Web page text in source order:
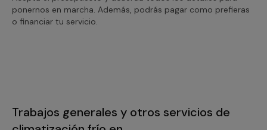
ponernos en marcha. Además, podrás pagar como prefieras
o financiar tu servicio.
Trabajos generales y otros servicios de